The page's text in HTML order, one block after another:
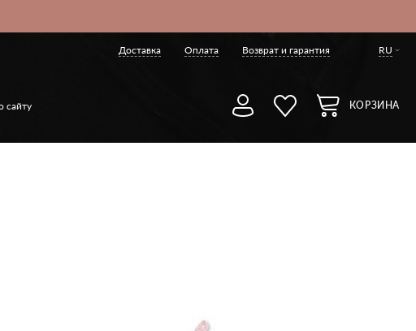
Доставка Оплата Возврат и гарантия RU
КОРЗИНА